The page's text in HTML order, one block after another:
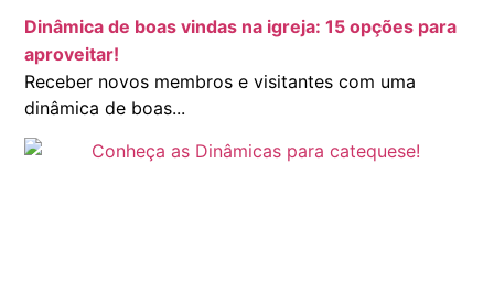
Dinâmica de boas vindas na igreja: 15 opções para
aproveitar!
Receber novos membros e visitantes com uma
dinâmica de boas...